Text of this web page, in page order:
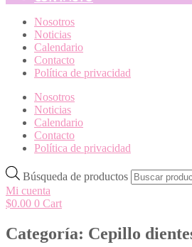
Nosotros
Noticias
Calendario
Contacto
Política de privacidad
Nosotros
Noticias
Calendario
Contacto
Política de privacidad
Búsqueda de productos
Mi cuenta
$0.00 0 Cart
Categoría: Cepillo